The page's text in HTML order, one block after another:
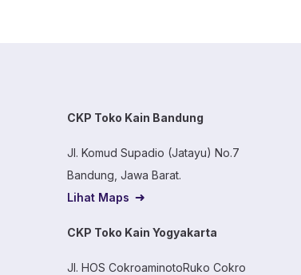
CKP Toko Kain Bandung
Jl. Komud Supadio (Jatayu) No.7
Bandung, Jawa Barat.
Lihat Maps
CKP Toko Kain Yogyakarta
Jl. HOS CokroaminotoRuko Cokro